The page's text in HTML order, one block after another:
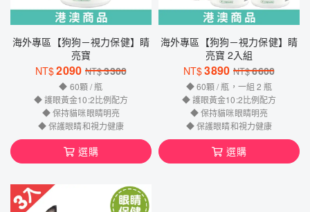
海外專區【狗狗－視力保健】睛
亮寶
NT$2090 NT$3300
◆ 60顆 / 瓶
◆ 護眼黃金10:2比例配方
◆ 保持貓咪眼睛明亮
◆ 保護眼睛和視力健康
選購
海外專區【狗狗－視力保健】睛
亮寶 2入組
NT$3890 NT$6600
◆ 60顆 / 瓶，一組 2 瓶
◆ 護眼黃金10:2比例配方
◆ 保持貓咪眼睛明亮
◆ 保護眼睛和視力健康
選購